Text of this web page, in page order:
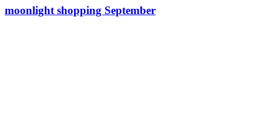
moonlight shopping September